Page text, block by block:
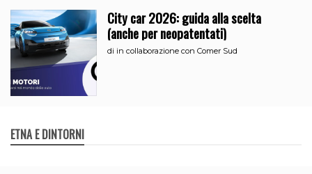
City car 2026: guida alla scelta
(anche per neopatentati)
di in collaborazione con Comer Sud
ETNA E DINTORNI